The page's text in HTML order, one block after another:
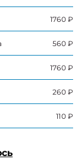
1760 ₽
560 ₽
1760 ₽
260 ₽
110 ₽